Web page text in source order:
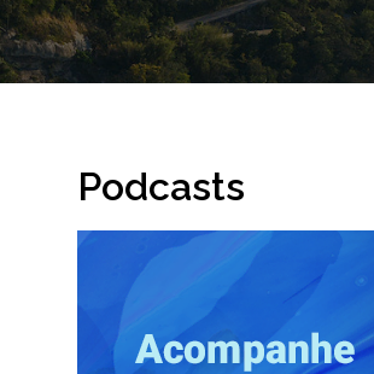
Podcasts